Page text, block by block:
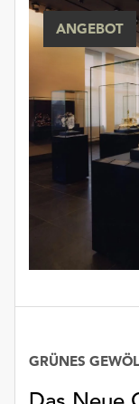
die
Einstellungen
über
Schaltfläche
„Auswählen“.
Weitere
Informationen
ANGEBOT
GRÜNES